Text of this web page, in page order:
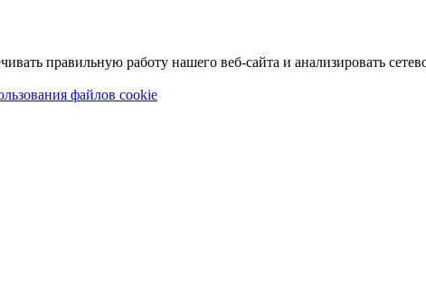
правильную работу нашего веб-сайта и анализировать
файлов cookie